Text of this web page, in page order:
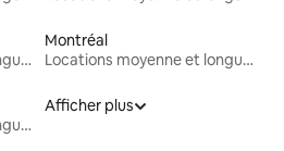
Locations moyenne et longue durée
Montréal
Locations moyenne et longue durée
Locations moyenne et longue durée
Afficher plus